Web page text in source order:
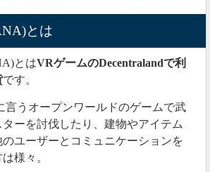
とは
とはVRゲームのDecentralandで利
です。
言うオープンワールドのゲームで武
ーを討伐したり、建物やアイテム
ユーザーとコミュニケーションを
様々。